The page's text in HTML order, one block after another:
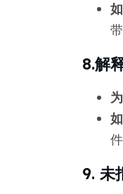
8.解
9. 未